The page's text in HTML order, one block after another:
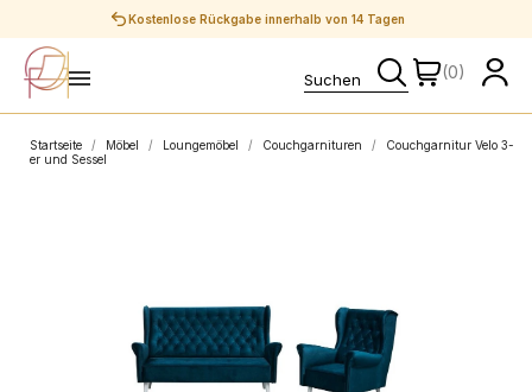
Sichere Zahlungen
(0)
Startseite Möbel Loungemöbel Couchgarnituren
Couchgarnitur Velo 3-
er und Sessel